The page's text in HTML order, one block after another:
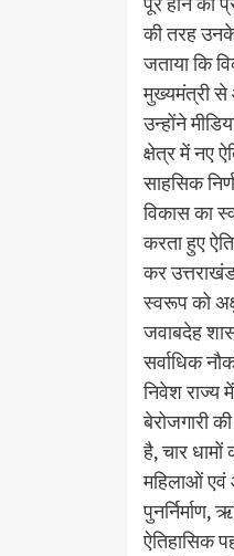
की तरह उनके
जताया कि
मुख्यमंत्री
उन्होंने
क्षेत्र में नए
साहसिक
विकास का
करता हुए
कर
स्वरूप को
जवाबदेह
सर्वाधिक
निवेश राज्य
बेरोजगारी
है, चार
महिलाओं एवं
ऐतिहासिक